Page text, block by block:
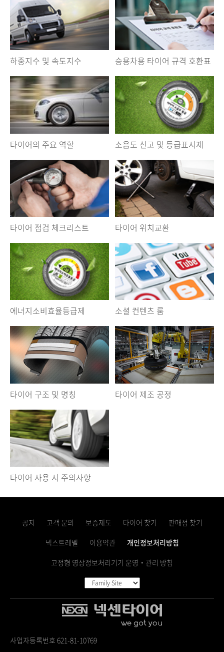
하중지수 및 속도지수 승용차용 타이어 규격 호환표
타이어의 주요 역할 소음도 신고 및 등급표시제
타이어 점검 체크리스트 타이어 위치교환
에너지소비효율등급제 소셜 컨텐츠 룸
타이어 구조 및 명칭 타이어 제조 공정
타이어 사용 시 주의사항
공지 고객 문의 보증제도 타이어 찾기
판매점 찾기
넥스트레벨
이용약관
개인정보처리방침
고정형 영상정보처리기기 운영・관리 방침
사업자등록번호 621-81-10769